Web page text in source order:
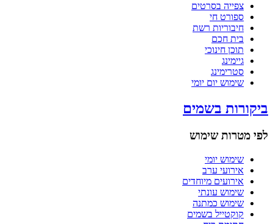
צפייה בסרטים
ספורט חי
חיבוריות רשת
בית חכם
תוכן חינוכי
גיימינג
סטרימינג
שימוש יום יומי
ביקורות בשמים
לפי מטרות שימוש
שימוש יומי
אירועי ערב
אירועים מיוחדים
שימוש עונתי
שימוש כמתנה
קוקטייל בשמים